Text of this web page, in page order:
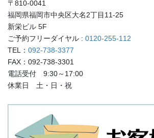
〒810-0041
福岡県福岡市中央区大名2丁目11-25
新栄ビル 5F
ご予約フリーダイヤル : 0120-255-112
TEL： 092-738-3377
FAX：092-738-3301
電話受付 9:30～17:00
休業日 土・日・祝